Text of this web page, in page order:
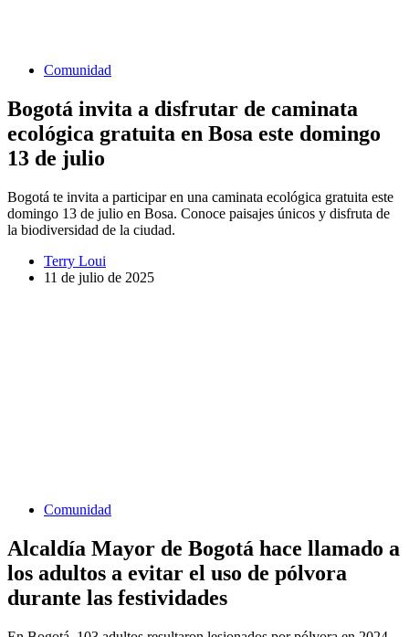
Comunidad
Bogotá invita a disfrutar de caminata
ecológica gratuita en Bosa este domingo
13 de julio
Bogotá te invita a participar en una caminata ecológica gratuita este
domingo 13 de julio en Bosa. Conoce paisajes únicos y disfruta de
la biodiversidad de la ciudad.
Terry Loui
11 de julio de 2025
Comunidad
Alcaldía Mayor de Bogotá hace llamado a
los adultos a evitar el uso de pólvora
durante las festividades